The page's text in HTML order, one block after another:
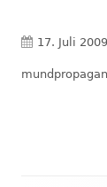
Veröffentlicht
am
17. Juli 2009